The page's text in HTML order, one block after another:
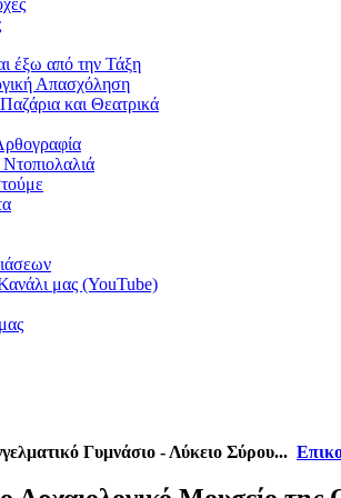
έξω από την Τάξη
Απασχόληση
Παζάρια και Θεατρικά
μας (YouTube)
Γυμνάσιο - Λύκειο Σύρου...